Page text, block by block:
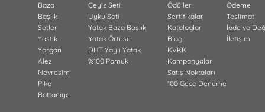
Baza
Başlık
Setler
Yastık
Yorgan
Alez
Nevresim
Pike
Battaniye
Çeyiz Seti
Uyku Seti
Yatak Baza Başlık
Yatak Örtüsü
DHT Yaylı Yatak
%100 Pamuk
Ödüller
Sertifikalar
Kataloglar
Blog
KVKK
Kampanyalar
Satış Noktaları
100 Gece Deneme
Ödeme
Teslimat
İade ve
İletişim